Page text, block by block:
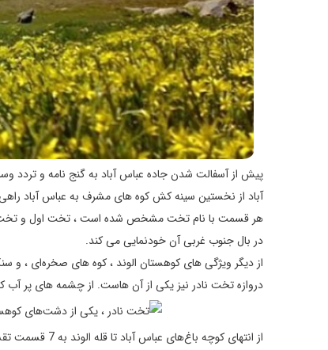
پیش از آسفالت شدن جاده عباس آباد به گنج‌ نامه و تردد
آباد از نخستین سینه‌ کش کوه‌ های مشرف به عباس آباد
هر قسمت با نام تخت مشخص شده است ، تخت اول و تخت
در بال جنوب غربی آن خود‌نمایی می‌ کند.
از دیگر ویژگی‌ های کوهستان الوند ، کوه‌ ها‌ی صخره‌ای ،
دروازه تخت نادر نیز یکی از آن‌ هاست. از چشمه‌ های پر آب
از انتهای